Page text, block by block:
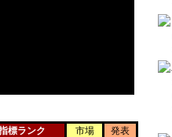
標ランク
市場
発表